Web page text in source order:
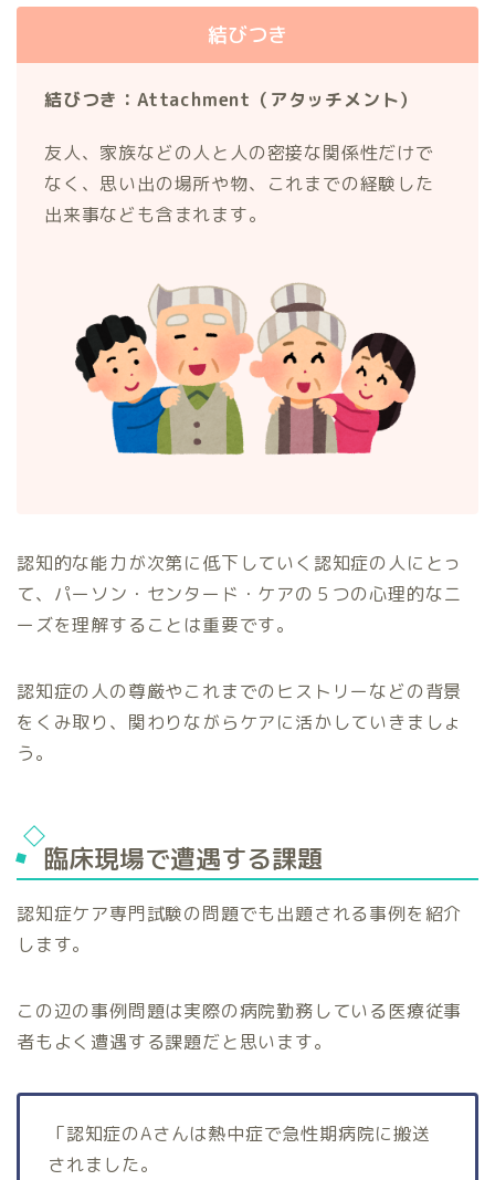
結びつき
結びつき：Attachment（アタッチメント）
友人、家族などの人と人の密接な関係性だけで
なく、思い出の場所や物、これまでの経験した
出来事なども含まれます。
認知的な能力が次第に低下していく認知症の人にとっ
て、パーソン・センタード・ケアの５つの心理的なニ
ーズを理解することは重要です。
認知症の人の尊厳やこれまでのヒストリーなどの背景
をくみ取り、関わりながらケアに活かしていきましょ
う。
臨床現場で遭遇する課題
認知症ケア専門試験の問題でも出題される事例を紹介
します。
この辺の事例問題は実際の病院勤務している医療従事
者もよく遭遇する課題だと思います。
「認知症のAさんは熱中症で急性期病院に搬送
されました。